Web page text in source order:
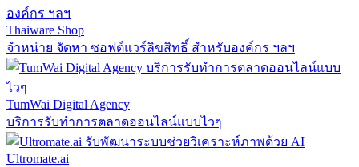
Thaiware Shop
จำหน่าย จัดหา ซอฟต์แวร์ลิขสิทธิ์ สำหรับองค์กร ฯลฯ
TumWai Digital Agency
บริการรับทำการตลาดออนไลน์แบบไวๆ
Ultromate.ai